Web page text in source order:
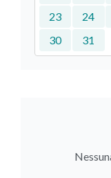
23
24
30
31